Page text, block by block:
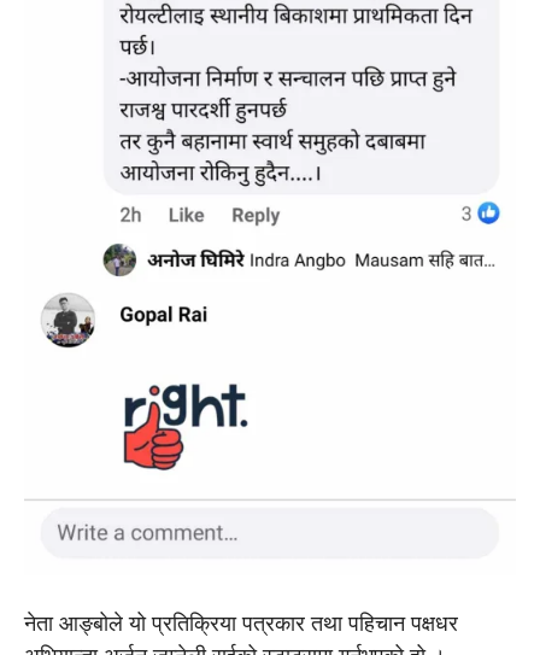
नेता आङ्बोले यो प्रतिक्रिया पत्रकार तथा पहिचान पक्षधर